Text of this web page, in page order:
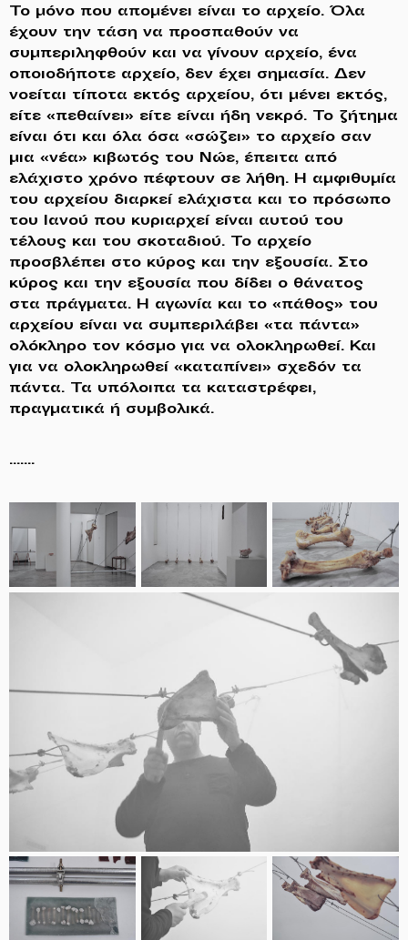
Το μόνο που απομένει είναι το αρχείο. Όλα
έχουν την τάση να προσπαθούν να
συμπεριληφθούν και να γίνουν αρχείο, ένα
οποιοδήποτε αρχείο, δεν έχει σημασία. Δεν
νοείται τίποτα εκτός αρχείου, ότι μένει εκτός,
είτε «πεθαίνει» είτε είναι ήδη νεκρό. Το ζήτημα
είναι ότι και όλα όσα «σώζει» το αρχείο σαν
μια «νέα» κιβωτός του Νώε, έπειτα από
ελάχιστο χρόνο πέφτουν σε λήθη. Η αμφιθυμία
του αρχείου διαρκεί ελάχιστα και το πρόσωπο
του Ιανού που κυριαρχεί είναι αυτού του
τέλους και του σκοταδιού. Το αρχείο
προσβλέπει στο κύρος και την εξουσία. Στο
κύρος και την εξουσία που δίδει ο θάνατος
στα πράγματα. Η αγωνία και το «πάθος» του
αρχείου είναι να συμπεριλάβει «τα πάντα»
ολόκληρο τον κόσμο για να ολοκληρωθεί. Και
για να ολοκληρωθεί «καταπίνει» σχεδόν τα
πάντα. Τα υπόλοιπα τα καταστρέφει,
πραγματικά ή συμβολικά.
…….